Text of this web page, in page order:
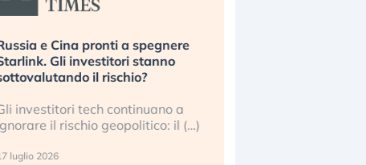
e Cina pronti a spegnere
Gli investitori stanno
il rischio?
investitori tech continuano a
il rischio geopolitico: il (…)
luglio 2026